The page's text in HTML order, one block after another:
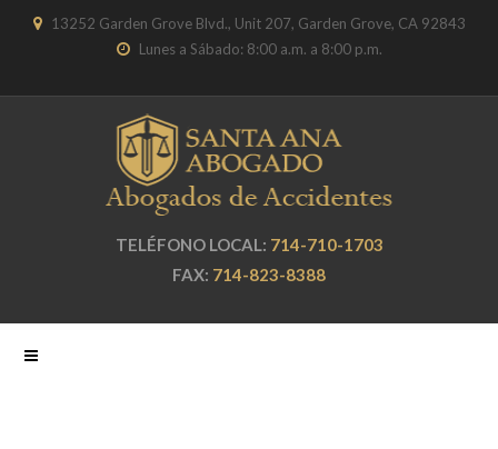
13252 Garden Grove Blvd., Unit 207, Garden Grove, CA 92843
Lunes a Sábado: 8:00 a.m. a 8:00 p.m.
TELÉFONO LOCAL: 714-710-1703
FAX: 714-823-8388